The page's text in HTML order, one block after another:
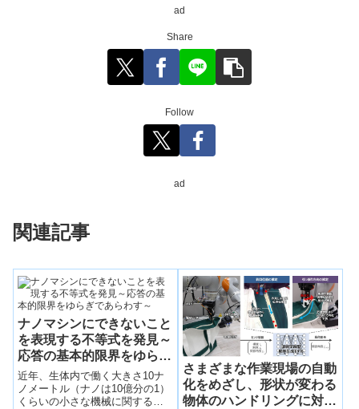
ad
Share
Follow
ad
関連記事
ナノマシンにできないこと
を表現する不等式を発見～
応答の基本的限界をゆらぎ
であらわす～
近年、生体内で働く大きさ10ナ
ノメートル（ナノは10億分の1）
くらいの小さな機械に関する物
さまざまな作業現場の自動
化をめざし、形状が変わる
物体のハンドリングに対応